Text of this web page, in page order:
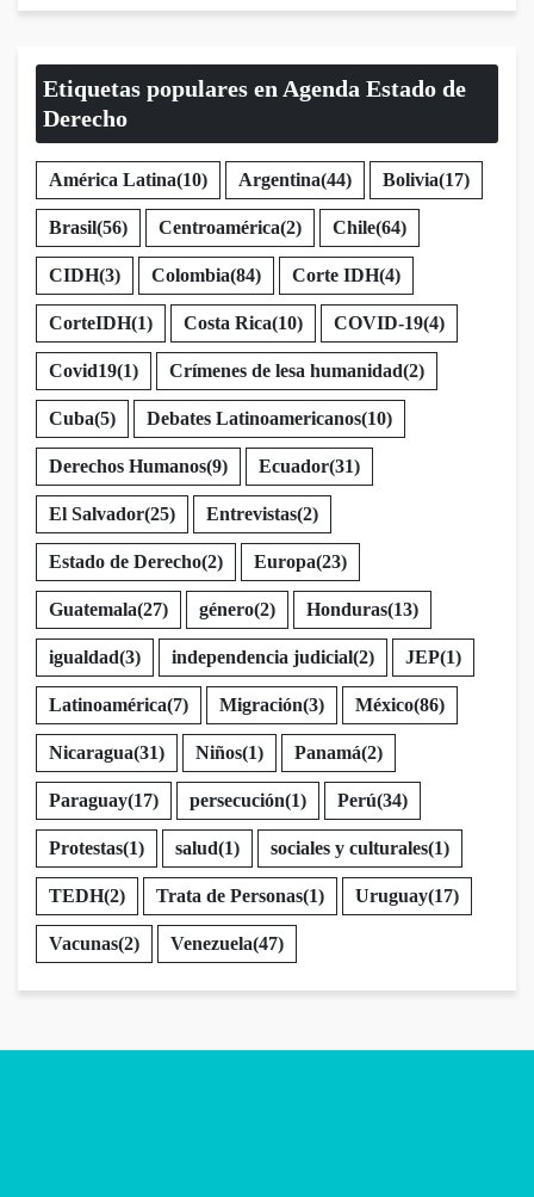
Etiquetas populares en Agenda Estado de
Derecho
América Latina(10) Argentina(44) Bolivia(17)
Brasil(56) Centroamérica(2) Chile(64)
CIDH(3) Colombia(84) Corte IDH(4)
CorteIDH(1) Costa Rica(10) COVID-19(4)
Covid19(1) Crímenes de lesa humanidad(2)
Cuba(5) Debates Latinoamericanos(10)
Derechos Humanos(9) Ecuador(31)
El Salvador(25) Entrevistas(2)
Estado de Derecho(2) Europa(23)
Guatemala(27) género(2) Honduras(13)
igualdad(3) independencia judicial(2) JEP(1)
Latinoamérica(7) Migración(3) México(86)
Nicaragua(31) Niños(1) Panamá(2)
Paraguay(17) persecución(1) Perú(34)
Protestas(1) salud(1) sociales y culturales(1)
TEDH(2) Trata de Personas(1) Uruguay(17)
Vacunas(2) Venezuela(47)